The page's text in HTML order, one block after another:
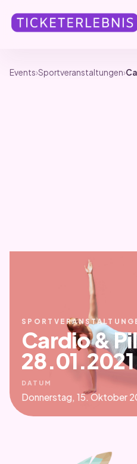
Events›Sportveranstaltungen›
Cardio &
28.01.2021
DATUM
Donnerstag, 15. Oktober